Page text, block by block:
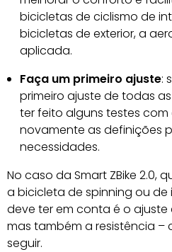
bicicletas de ciclismo de
bicicletas de exterior, a
aplicada.
Faça um primeiro ajuste:
primeiro ajuste de todas
ter feito alguns testes com
novamente as definições
necessidades.
No caso da Smart ZBike 2.0,
a bicicleta de spinning ou
deve ter em conta é o ajuste
mas também a resistência –
seguir.